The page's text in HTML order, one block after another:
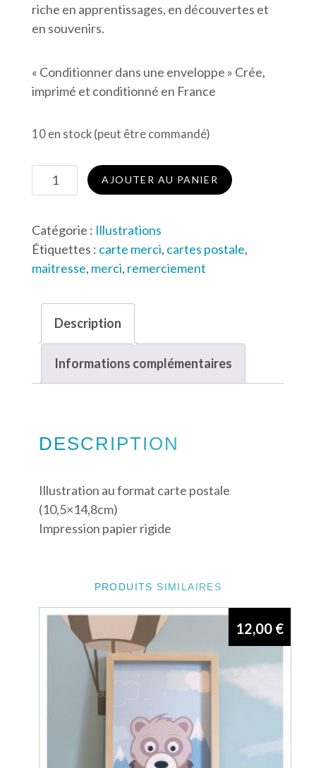
riche en apprentissages, en découvertes et
en souvenirs.
« Conditionner dans une enveloppe » Crée,
imprimé et conditionné en France
10 en stock (peut être commandé)
quantité
de
coloré
AJOUTER AU PANIER
Catégorie : Illustrations
Étiquettes : carte merci, cartes postale,
maitresse, merci, remerciement
Description
Informations complémentaires
DESCRIPTION
Illustration au format carte postale
(10,5×14,8cm)
Impression papier rigide
PRODUITS SIMILAIRES
12,00 €